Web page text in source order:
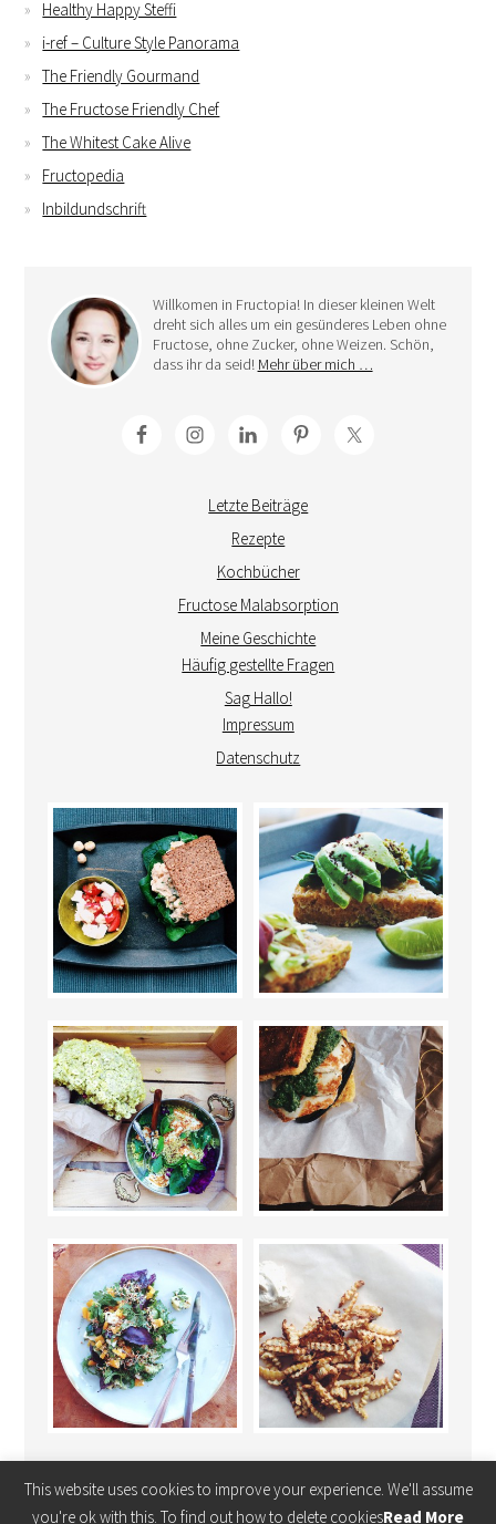
Healthy Happy Steffi
i-ref – Culture Style Panorama
The Friendly Gourmand
The Fructose Friendly Chef
The Whitest Cake Alive
Fructopedia
Inbildundschrift
Willkomen in Fructopia! In dieser kleinen Welt
dreht sich alles um ein gesünderes Leben ohne
Fructose, ohne Zucker, ohne Weizen. Schön,
dass ihr da seid! Mehr über mich …
Letzte Beiträge
Rezepte
Kochbücher
Fructose Malabsorption
Meine Geschichte
Häufig gestellte Fragen
Sag Hallo!
Impressum
Datenschutz
This website uses cookies to improve your experience. We'll assume
you're ok with this. To find out how to delete cookiesRead More